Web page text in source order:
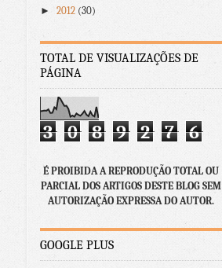
►2012 (30)
TOTAL DE VISUALIZAÇÕES DE
PÁGINA
3 0 8 9 2 7 6
É PROIBIDA A REPRODUÇÃO TOTAL OU
PARCIAL DOS ARTIGOS DESTE BLOG SEM
AUTORIZAÇÃO EXPRESSA DO AUTOR.
GOOGLE PLUS